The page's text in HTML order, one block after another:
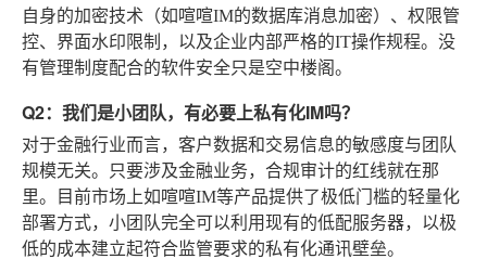
自身的加密技术（如喧喧IM的数据库消息加密）、权限管
控、界面水印限制，以及企业内部严格的IT操作规程。没
有管理制度配合的软件安全只是空中楼阁。
Q2：我们是小团队，有必要上私有化IM吗？
对于金融行业而言，客户数据和交易信息的敏感度与团队
规模无关。只要涉及金融业务，合规审计的红线就在那
里。目前市场上如喧喧IM等产品提供了极低门槛的轻量化
部署方式，小团队完全可以利用现有的低配服务器，以极
低的成本建立起符合监管要求的私有化通讯壁垒。